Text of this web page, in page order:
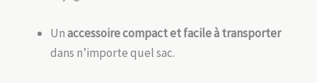
Unaccessoire compact et facile à transporter
dans n’importe quel sac.